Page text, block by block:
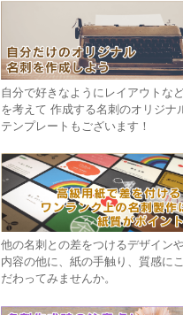
自分で好きなようにレイアウトな
を考えて 作成する名刺のオリジナ
テンプレートもございます！
他の名刺との差をつけるデザイン
内容の他に、紙の手触り、質感に
だわってみませんか。